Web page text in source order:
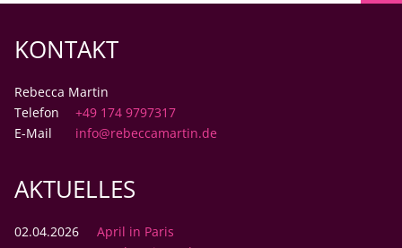
KONTAKT
Rebecca Martin
Telefon
+49 174 9797317
E-Mail
info@rebeccamartin.de
AKTUELLES
02.04.2026
April in Paris